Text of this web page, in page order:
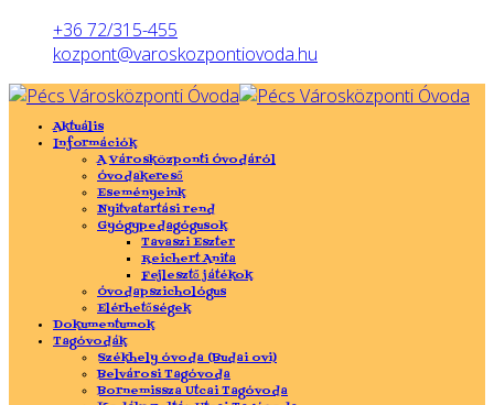
+36 72/315-455
kozpont@varoskozpontiovoda.hu
Aktuális
Információk
A Városközponti Óvodáról
Óvodakereső
Eseményeink
Nyitvatartási rend
Gyógypedagógusok
Tavaszi Eszter
Reichert Anita
Fejlesztő játékok
Óvodapszichológus
Elérhetőségek
Dokumentumok
Tagóvodák
Székhely óvoda (Budai ovi)
Belvárosi Tagóvoda
Bornemissza Utcai Tagóvoda
hónap
hónap